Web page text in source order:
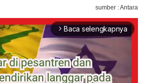
sumber : Antara
arrow_forward_ios Baca selengkapnya